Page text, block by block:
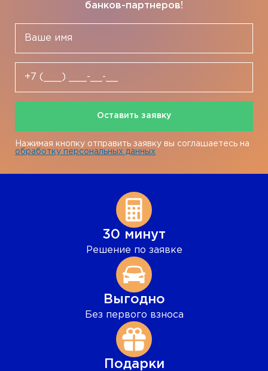
банков-партнеров!
Оставить заявку
Нажимая кнопку отправить заявку вы соглашаетесь на
обработку персональных данных
30 минут
Решение по заявке
Выгодно
Без первого взноса
Подарки